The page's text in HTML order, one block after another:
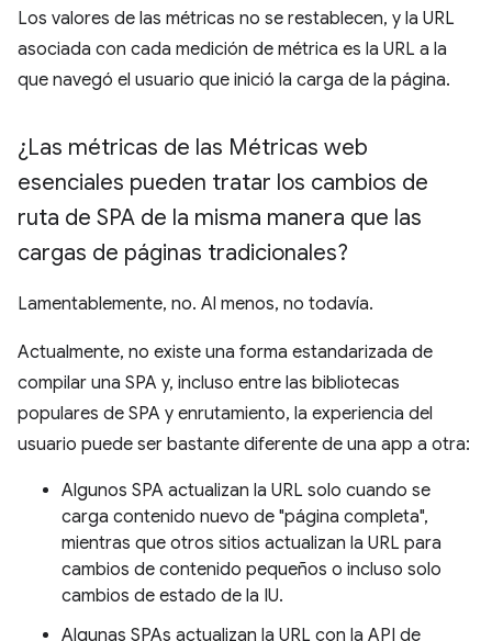
Los valores de las métricas no se restablecen, y la URL
asociada con cada medición de métrica es la URL a la
que navegó el usuario que inició la carga de la página.
¿Las métricas de las Métricas web
esenciales pueden tratar los cambios de
ruta de SPA de la misma manera que las
cargas de páginas tradicionales?
Lamentablemente, no. Al menos, no todavía.
Actualmente, no existe una forma estandarizada de
compilar una SPA y, incluso entre las bibliotecas
populares de SPA y enrutamiento, la experiencia del
usuario puede ser bastante diferente de una app a otra:
Algunos SPA actualizan la URL solo cuando se
carga contenido nuevo de "página completa",
mientras que otros sitios actualizan la URL para
cambios de contenido pequeños o incluso solo
cambios de estado de la IU.
Algunas SPAs actualizan la URL con la API de